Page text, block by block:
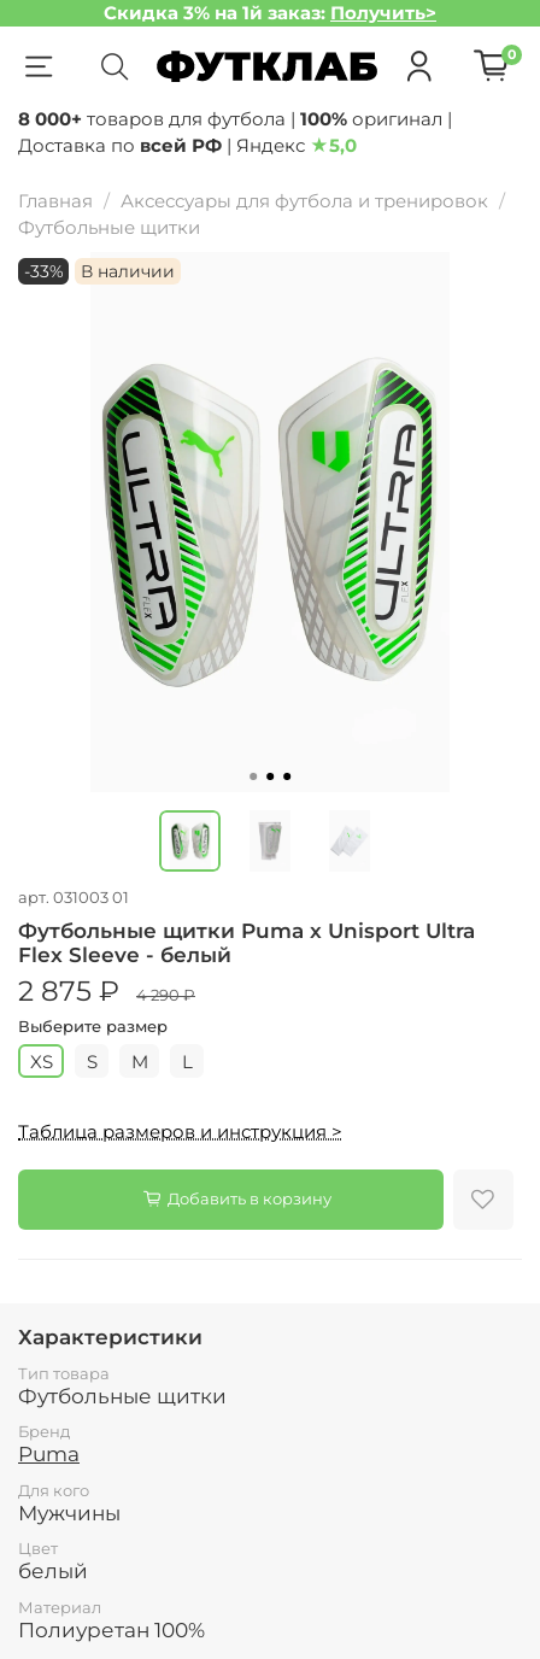
Скидка 3% на 1й заказ: Получить>
0
8 000+ товаров для футбола | 100% оригинал |
Доставка по всей РФ | Яндекс ★5,0
Главная
Аксессуары для футбола и тренировок
Футбольные щитки
-33% В наличии
арт. 031003 01
Футбольные щитки Puma x Unisport Ultra
Flex Sleeve - белый
2 875 ₽
4 290 ₽
Выберите размер
XS S M L
Таблица размеров и инструкция >
Добавить в корзину
Характеристики
Тип товара
Футбольные щитки
Бренд
Puma
Для кого
Мужчины
Цвет
белый
Материал
Полиуретан 100%